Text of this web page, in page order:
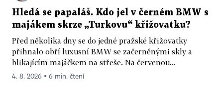
Hledá se papaláš. Kdo jel v černém BMW s
majákem skrze „Turkovu“ křižovatku?
Před několika dny se do jedné pražské křižovatky
přihnalo obří luxusní BMW se začerněnými skly a
blikajícím majáčkem na střeše. Na červenou...
4. 8. 2026 ▪ 6 min. čtení